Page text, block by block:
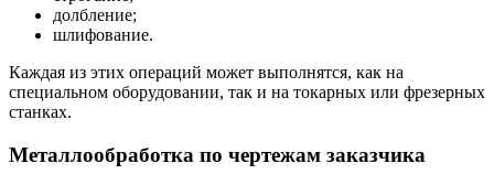
долбление;
шлифование.
Каждая из этих операций может выполнятся, как на
специальном оборудовании, так и на токарных или фрезерных
станках.
Металлообработка по чертежам заказчика